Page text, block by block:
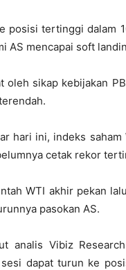
posisi tertinggi
AS mencapai soft
oleh sikap kebijakan
hari ini, indeks
cetak rekor
WTI akhir pekan
pasokan AS.
analis Vibiz
dapat turun ke